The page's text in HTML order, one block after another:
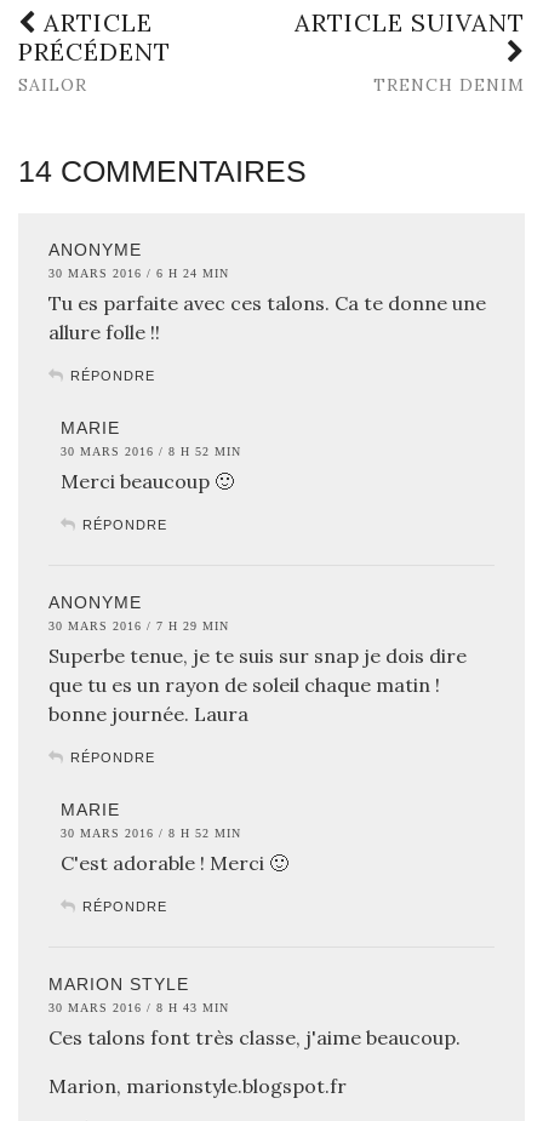
ARTICLE
PRÉCÉDENT
SAILOR
ARTICLE SUIVANT
TRENCH DENIM
14 COMMENTAIRES
ANONYME
30 MARS 2016 / 6 H 24 MIN
Tu es parfaite avec ces talons. Ca te donne une
allure folle !!
RÉPONDRE
MARIE
30 MARS 2016 / 8 H 52 MIN
Merci beaucoup 🙂
RÉPONDRE
ANONYME
30 MARS 2016 / 7 H 29 MIN
Superbe tenue, je te suis sur snap je dois dire
que tu es un rayon de soleil chaque matin !
bonne journée. Laura
RÉPONDRE
MARIE
30 MARS 2016 / 8 H 52 MIN
C'est adorable ! Merci 🙂
RÉPONDRE
MARION STYLE
30 MARS 2016 / 8 H 43 MIN
Ces talons font très classe, j'aime beaucoup.
Marion, marionstyle.blogspot.fr